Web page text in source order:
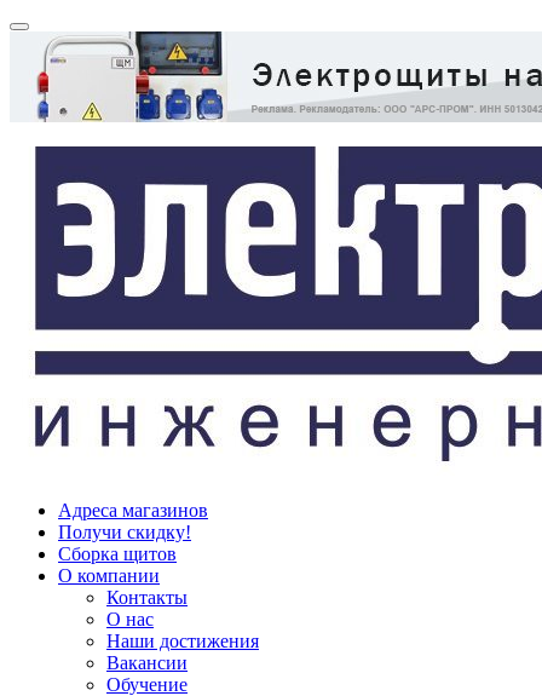
Адреса магазинов
Получи скидку!
Сборка щитов
О компании
Контакты
О нас
Наши достижения
Вакансии
Обучение